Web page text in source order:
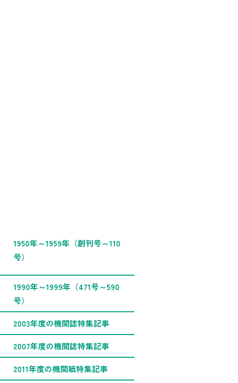
1950年～1959年（創刊号～110
号）
1990年～1999年（471号～590
号）
2003年度の機関誌特集記事
2007年度の機関誌特集記事
2011年度の機関紙特集記事